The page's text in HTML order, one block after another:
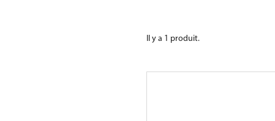
Il y a 1 produit.